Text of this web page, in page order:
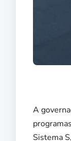
A
Sistema